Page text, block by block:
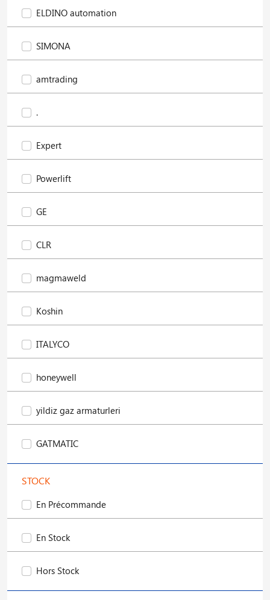
ELDINO automation
SIMONA
amtrading
.
Expert
Powerlift
GE
CLR
magmaweld
Koshin
ITALYCO
honeywell
yildiz gaz armaturleri
GATMATIC
STOCK
En Précommande
En Stock
Hors Stock